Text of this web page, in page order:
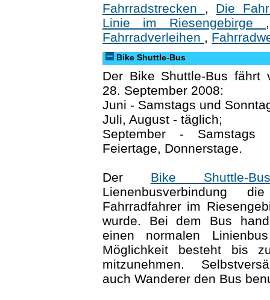
Fahrradstrecken , Die
Linie im Riesengebirge
Fahrradverleihen ,
Bike Shuttle-Bus
Der Bike Shuttle-Bus fährt
28. September 2008:
Juni - Samstags und
Juli, August - täglich;
September - Samstags
Feiertage, Donnerstage.
Der Bike Shuttle-Bus
Lienenbusverbindung
Fahrradfahrer im
wurde. Bei dem Bus
einen normalen
Möglichkeit besteht bis
mitzunehmen.
auch Wanderer den Bus